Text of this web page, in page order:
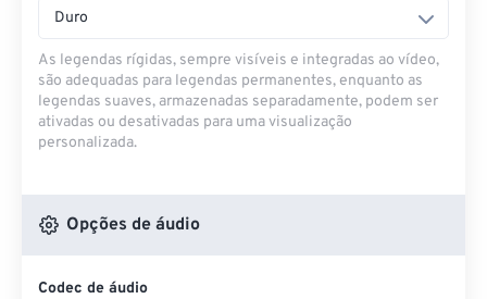
Duro
As legendas rígidas, sempre visíveis e integradas ao vídeo,
são adequadas para legendas permanentes, enquanto as
legendas suaves, armazenadas separadamente, podem ser
ativadas ou desativadas para uma visualização
personalizada.
Opções de áudio
Codec de áudio